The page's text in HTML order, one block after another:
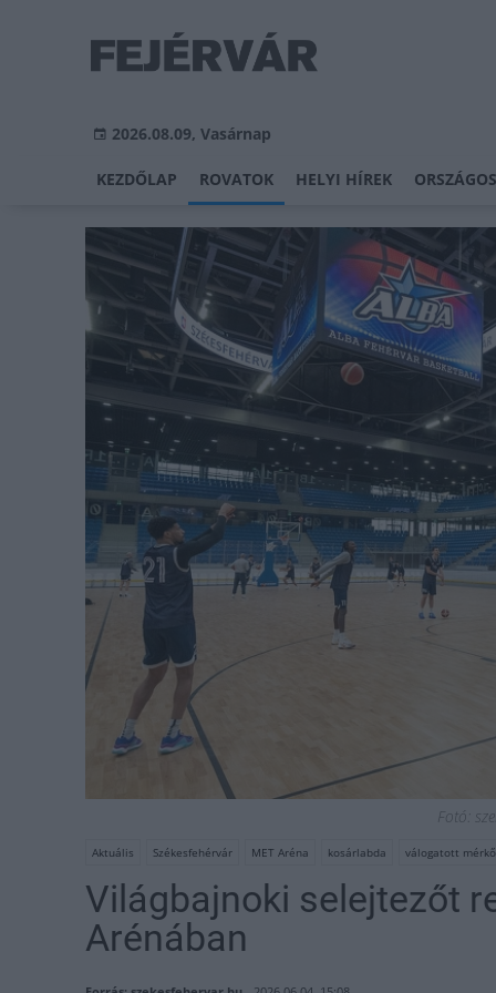
2026.08.09, Vasárnap
KEZDŐLAP ROVATOK HELYI HÍREK
Fotó:
Aktuális Székesfehérvár MET Aréna kosárlabda válogatott
Világbajnoki selejtezőt
Arénában